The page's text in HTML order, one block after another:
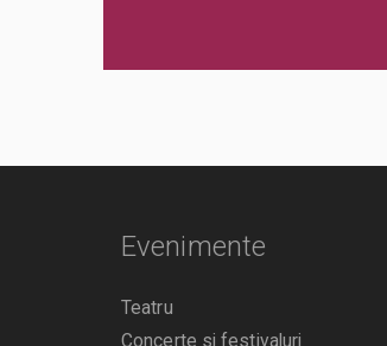
Evenimente
Teatru
Concerte si festivaluri